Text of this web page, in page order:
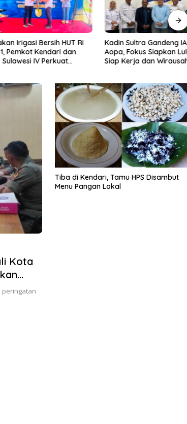
Bersih HUT RI
Kendari dan
IV Perkuat
Kadin Sultra Gandeng IAI Rawa
Aopa, Fokus Siapkan Lulusan
Siap Kerja dan Wirausaha
Kota
peringatan
Tiba di Kendari, Tamu HPS Disambut
Menu Pangan Lokal